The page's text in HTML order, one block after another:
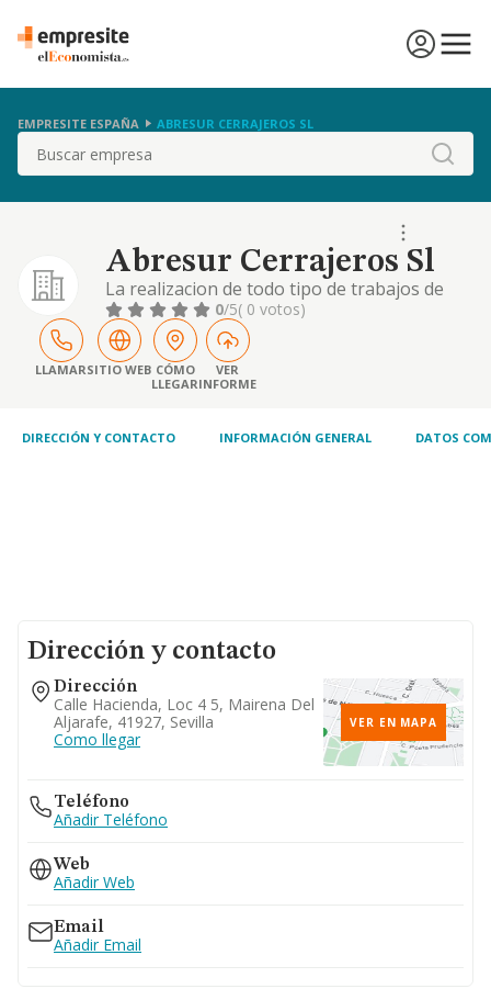
EMPRESITE ESPAÑA ABRESUR CERRAJEROS SL
Buscar
Abresur Cerrajeros Sl
La realizacion de todo tipo de trabajos de
cerrajeria e instalaciones de sistemas de
seguridad, asi como el comercio de
componentes de seguridad y toda clase de
elementos de cerrajeria y ferreteria.
0/5( 0 votos)
LLAMARSITIO WEB CÓMO
LLEGAR
VER
INFORME
DIRECCIÓN Y CONTACTO INFORMACIÓN GENERAL DATOS
Dirección y contacto
Dirección
Calle Hacienda, Loc 4 5, Mairena Del
Aljarafe, 41927, Sevilla
Como llegar
VER EN MAPA
Teléfono
Añadir Teléfono
Web
Añadir Web
Email
Añadir Email